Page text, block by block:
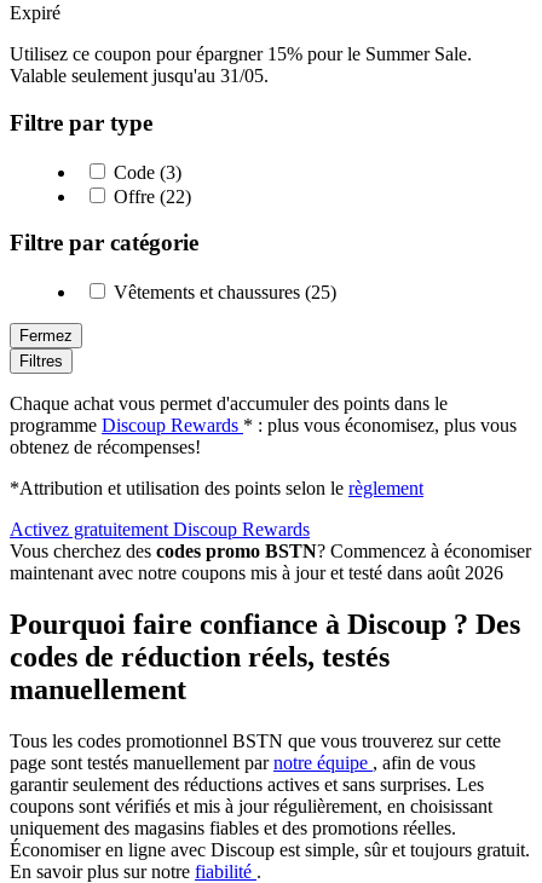
Expiré
Utilisez ce coupon pour épargner 15% pour le Summer Sale.
Valable seulement jusqu'au 31/05.
Filtre par type
Code (3)
Offre (22)
Filtre par catégorie
Vêtements et chaussures (25)
Fermez
Filtres
Chaque achat vous permet d'accumuler des points dans le
programme Discoup Rewards * : plus vous économisez, plus vous
obtenez de récompenses!
*Attribution et utilisation des points selon le règlement
Activez gratuitement Discoup Rewards
Vous cherchez des codes promo BSTN? Commencez à économiser
maintenant avec notre coupons mis à jour et testé dans août 2026
Pourquoi faire confiance à Discoup ? Des
codes de réduction réels, testés
manuellement
Tous les codes promotionnel BSTN que vous trouverez sur cette
page sont testés manuellement parnotre équipe , afin de vous
garantir seulement des réductions actives et sans surprises. Les
coupons sont vérifiés et mis à jour régulièrement, en choisissant
uniquement des magasins fiables et des promotions réelles.
Économiser en ligne avec Discoup est simple, sûr et toujours gratuit.
En savoir plus sur notre fiabilité .